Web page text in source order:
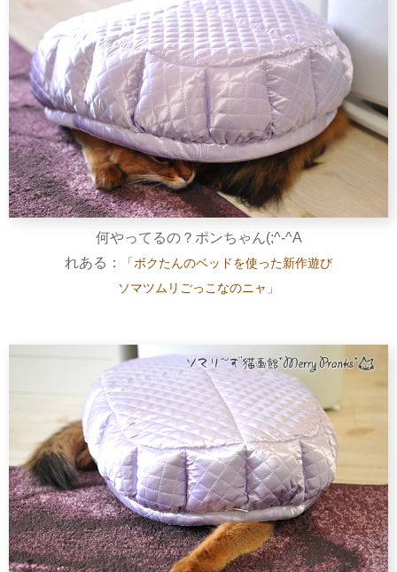
何やってるの？ポンちゃん(;^-^A
れある：
「ボクたんのベッドを使った新作遊び
ソマツムリごっこなのニャ」